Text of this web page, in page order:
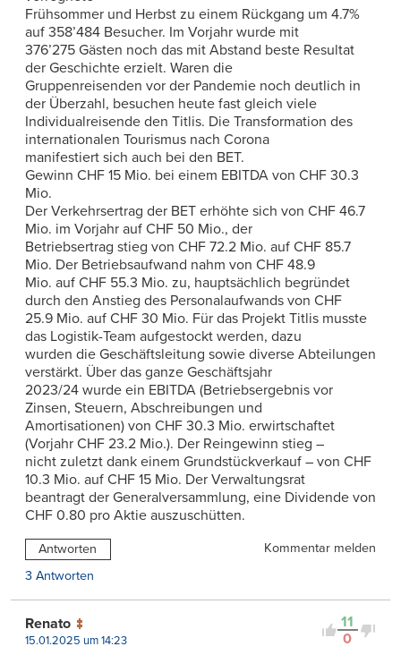
Frühsommer und Herbst zu einem Rückgang um 4.7%
auf 358’484 Besucher. Im Vorjahr wurde mit
376’275 Gästen noch das mit Abstand beste Resultat
der Geschichte erzielt. Waren die
Gruppenreisenden vor der Pandemie noch deutlich in
der Überzahl, besuchen heute fast gleich viele
Individualreisende den Titlis. Die Transformation des
internationalen Tourismus nach Corona
manifestiert sich auch bei den BET.
Gewinn CHF 15 Mio. bei einem EBITDA von CHF 30.3
Mio.
Der Verkehrsertrag der BET erhöhte sich von CHF 46.7
Mio. im Vorjahr auf CHF 50 Mio., der
Betriebsertrag stieg von CHF 72.2 Mio. auf CHF 85.7
Mio. Der Betriebsaufwand nahm von CHF 48.9
Mio. auf CHF 55.3 Mio. zu, hauptsächlich begründet
durch den Anstieg des Personalaufwands von CHF
25.9 Mio. auf CHF 30 Mio. Für das Projekt Titlis musste
das Logistik-Team aufgestockt werden, dazu
wurden die Geschäftsleitung sowie diverse Abteilungen
verstärkt. Über das ganze Geschäftsjahr
2023/24 wurde ein EBITDA (Betriebsergebnis vor
Zinsen, Steuern, Abschreibungen und
Amortisationen) von CHF 30.3 Mio. erwirtschaftet
(Vorjahr CHF 23.2 Mio.). Der Reingewinn stieg –
nicht zuletzt dank einem Grundstückverkauf – von CHF
10.3 Mio. auf CHF 15 Mio. Der Verwaltungsrat
beantragt der Generalversammlung, eine Dividende von
CHF 0.80 pro Aktie auszuschütten.
Antworten
Kommentar melden
3 Antworten
11
0
Renato
15.01.2025 um 14:23